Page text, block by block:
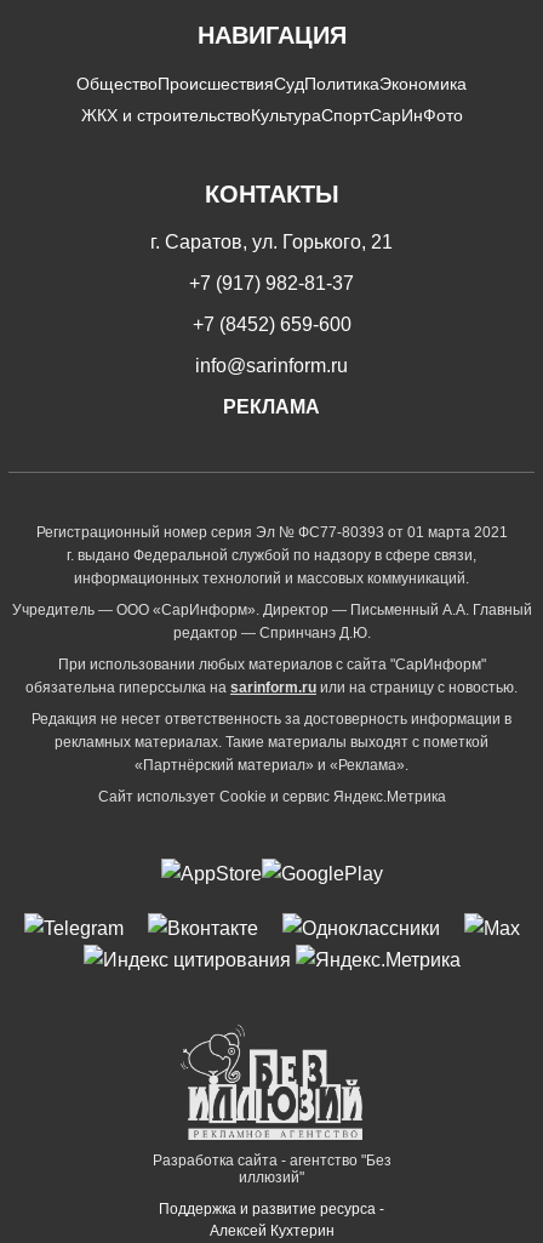
НАВИГАЦИЯ
ОбществоПроисшествияСудПолитикаЭкономика
ЖКХ и строительствоКультураСпортСарИнФото
КОНТАКТЫ
г. Саратов, ул. Горького, 21
+7 (917) 982-81-37
+7 (8452) 659-600
info@sarinform.ru
РЕКЛАМА
Регистрационный номер серия Эл № ФС77-80393 от 01 марта 2021
г. выдано Федеральной службой по надзору в сфере связи,
информационных технологий и массовых коммуникаций.
Учредитель — ООО «СарИнформ». Директор — Письменный А.А. Главный
редактор — Спринчанэ Д.Ю.
При использовании любых материалов с сайта "СарИнформ"
обязательна гиперссылка на sarinform.ru или на страницу с новостью.
Редакция не несет ответственность за достоверность информации в
рекламных материалах. Такие материалы выходят с пометкой
«Партнёрский материал» и «Реклама».
Сайт использует Cookie и сервиc Яндекс.Метрика
Разработка сайта - агентство "Без
иллюзий"
Поддержка и развитие ресурса -
Алексей Кухтерин